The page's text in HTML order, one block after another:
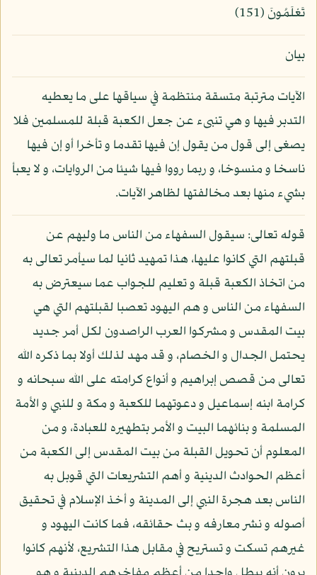
تَعْلَمُونَ (151)
بيان
الآيات مترتبة متسقة منتظمة في سياقها على ما يعطيه
التدبر فيها و هي تنبىء عن جعل الكعبة قبلة للمسلمين فلا
يصغى إلى قول من يقول إن فيها تقدما و تأخرا أو إن فيها
ناسخا و منسوخا، و ربما رووا فيها شيئا من الروايات، و لا يعبأ
بشيء منها بعد مخالفتها لظاهر الآيات.
قوله تعالى: سيقول السفهاء من الناس ما وليهم عن
قبلتهم التي كانوا عليها، هذا تمهيد ثانيا لما سيأمر تعالى به
من اتخاذ الكعبة قبلة و تعليم للجواب عما سيعترض به
السفهاء من الناس و هم اليهود تعصبا لقبلتهم التي هي
بيت المقدس و مشركوا العرب الراصدون لكل أمر جديد
يحتمل الجدال و الخصام، و قد مهد لذلك أولا بما ذكره الله
تعالى من قصص إبراهيم و أنواع كرامته على الله سبحانه و
كرامة ابنه إسماعيل و دعوتهما للكعبة و مكة و للنبي و الأمة
المسلمة و بنائهما البيت و الأمر بتطهيره للعبادة، و من
المعلوم أن تحويل القبلة من بيت المقدس إلى الكعبة من
أعظم الحوادث الدينية و أهم التشريعات التي قوبل به
الناس بعد هجرة النبي إلى المدينة و أخذ الإسلام في تحقيق
أصوله و نشر معارفه و بث حقائقه، فما كانت اليهود و
غيرهم تسكت و تستريح في مقابل هذا التشريع، لأنهم كانوا